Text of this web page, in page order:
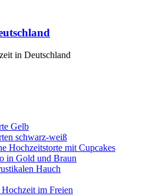
in Deutschland
Gelb
schwarz-weiß
Hochzeitstorte mit Cupcakes
in Gold und Braun
Hauch
im Freien